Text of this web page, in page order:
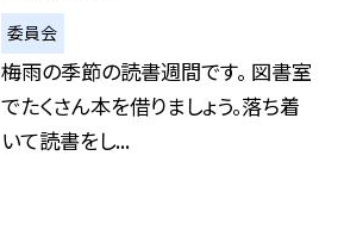
委員会
梅雨の季節の読書週間です。 図書室
でたくさん本を借りましょう。落ち着
いて読書をし...